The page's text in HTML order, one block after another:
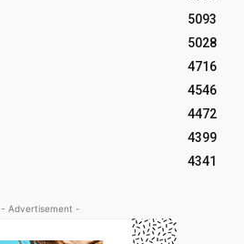
5093
5028
4716
4546
4472
4399
4341
- Advertisement -